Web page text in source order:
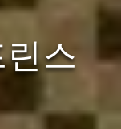
스